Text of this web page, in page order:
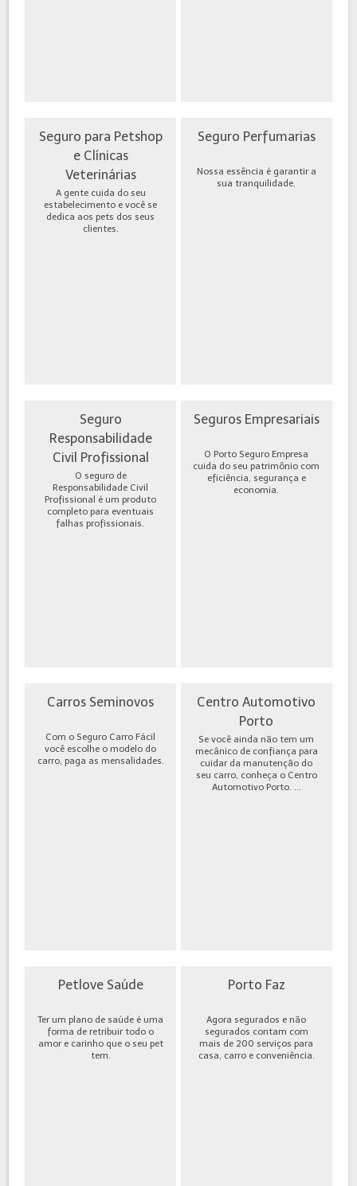
Seguro para Petshop
e Clínicas
Veterinárias
A gente cuida do seu
estabelecimento e você se
dedica aos pets dos seus
clientes.
Seguro Perfumarias
Nossa essência é garantir a
sua tranquilidade.
Seguro
Responsabilidade
Civil Profissional
O seguro de
Responsabilidade Civil
Profissional é um produto
completo para eventuais
falhas profissionais.
Seguros Empresariais
O Porto Seguro Empresa
cuida do seu patrimônio com
eficiência, segurança e
economia.
Carros Seminovos
Com o Seguro Carro Fácil
você escolhe o modelo do
carro, paga as mensalidades.
Centro Automotivo
Porto
Se você ainda não tem um
mecânico de confiança para
cuidar da manutenção do
seu carro, conheça o Centro
Automotivo Porto. ...
Petlove Saúde
Ter um plano de saúde é uma
forma de retribuir todo o
amor e carinho que o seu pet
tem.
Porto Faz
Agora segurados e não
segurados contam com
mais de 200 serviços para
casa, carro e conveniência.